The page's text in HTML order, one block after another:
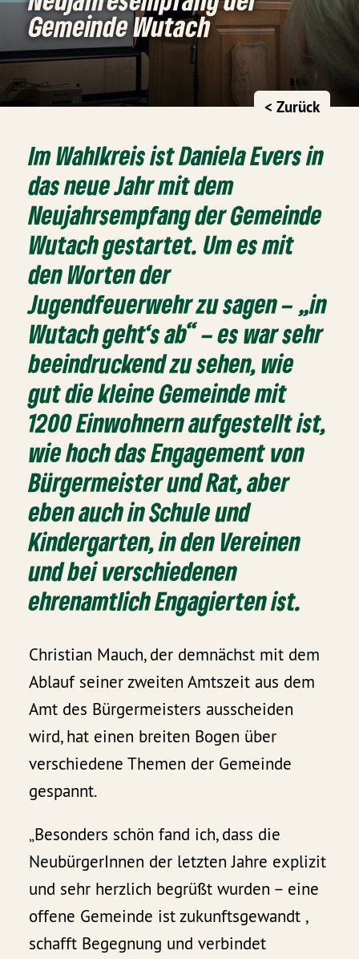
Gemeinde Wutach
< Zurück
Im Wahlkreis ist Daniela Evers in
das neue Jahr mit dem
Neujahrsempfang der Gemeinde
Wutach gestartet. Um es mit
den Worten der
Jugendfeuerwehr zu sagen – „in
Wutach geht‘s ab“ – es war sehr
beeindruckend zu sehen, wie
gut die kleine Gemeinde mit
1200 Einwohnern aufgestellt ist,
wie hoch das Engagement von
Bürgermeister und Rat, aber
eben auch in Schule und
Kindergarten, in den Vereinen
und bei verschiedenen
ehrenamtlich Engagierten ist.
Christian Mauch, der demnächst mit dem
Ablauf seiner zweiten Amtszeit aus dem
Amt des Bürgermeisters ausscheiden
wird, hat einen breiten Bogen über
verschiedene Themen der Gemeinde
gespannt.
„Besonders schön fand ich, dass die
NeubürgerInnen der letzten Jahre explizit
und sehr herzlich begrüßt wurden – eine
offene Gemeinde ist zukunftsgewandt ,
schafft Begegnung und verbindet